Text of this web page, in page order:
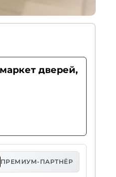
дверей,
ПРЕМИУМ-ПАРТНЁР